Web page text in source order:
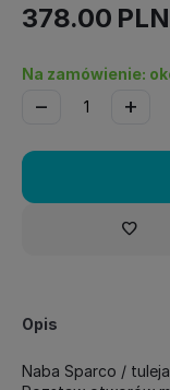
378.00 PLN
Na zamówienie:
+
−
Opis
Naba Sparco /